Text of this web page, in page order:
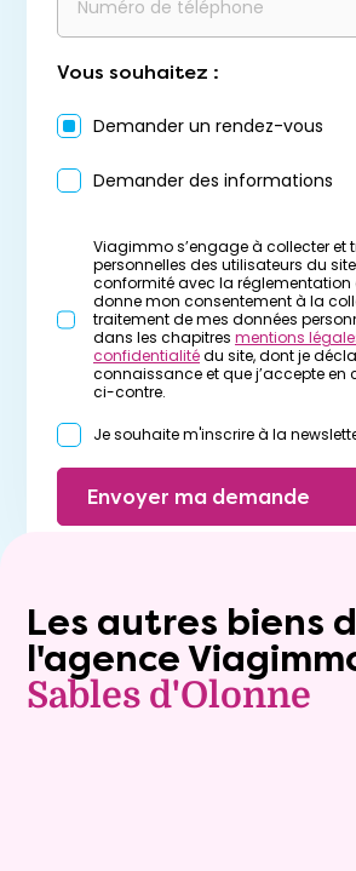
Vous souhaitez :
Demander un rendez-vous
Demander des informations
Viagimmo s’engage à collecter et
personnelles des utilisateurs du
conformité avec la réglementation
donne mon consentement à la
traitement de mes données
dans les chapitres mentions
confidentialitédu site, dont je
connaissance et que j’accepte
ci-contre.
Je souhaite m'inscrire à la
Envoyer ma demande
Les autres biens
l'agence
Sables d'Olonne